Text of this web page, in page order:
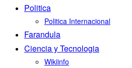
Politica
Politica Internacional
Farandula
Ciencia y Tecnologia
Wikiinfo